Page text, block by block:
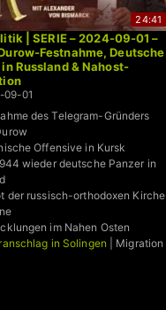
24:41
| SERIE – 2024-09-01 –
Festnahme, Deutsche
in Russland & Nahost-
09-01
des Telegram-Gründers
Offensive in Kursk
wieder deutsche Panzer in
der russisch-orthodoxen Kirche
im Nahen Osten
in Solingen | Migration